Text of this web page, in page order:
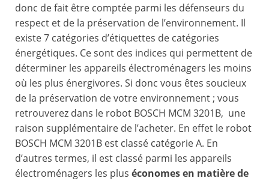
donc de fait être comptée parmi les défenseurs du
respect et de la préservation de l’environnement. Il
existe 7 catégories d’étiquettes de catégories
énergétiques. Ce sont des indices qui permettent de
déterminer les appareils électroménagers les moins
où les plus énergivores. Si donc vous êtes soucieux
de la préservation de votre environnement ; vous
retrouverez dans le robot BOSCH MCM 3201B, une
raison supplémentaire de l’acheter. En effet le robot
BOSCH MCM 3201B est classé catégorie A. En
d’autres termes, il est classé parmi les appareils
électroménagers les plus économes en matière de